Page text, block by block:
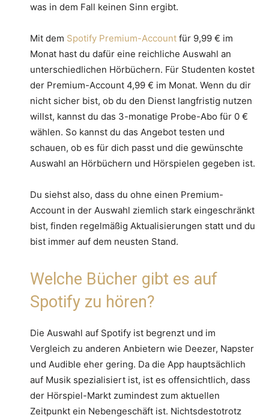
was in dem Fall keinen Sinn ergibt.
Mit dem Spotify Premium-Account für 9,99 € im
Monat hast du dafür eine reichliche Auswahl an
unterschiedlichen Hörbüchern. Für Studenten kostet
der Premium-Account 4,99 € im Monat. Wenn du dir
nicht sicher bist, ob du den Dienst langfristig nutzen
willst, kannst du das 3-monatige Probe-Abo für 0 €
wählen. So kannst du das Angebot testen und
schauen, ob es für dich passt und die gewünschte
Auswahl an Hörbüchern und Hörspielen gegeben ist.
Du siehst also, dass du ohne einen Premium-
Account in der Auswahl ziemlich stark eingeschränkt
bist, finden regelmäßig Aktualisierungen statt und du
bist immer auf dem neusten Stand.
Welche Bücher gibt es auf
Spotify zu hören?
Die Auswahl auf Spotify ist begrenzt und im
Vergleich zu anderen Anbietern wie Deezer, Napster
und Audible eher gering. Da die App hauptsächlich
auf Musik spezialisiert ist, ist es offensichtlich, dass
der Hörspiel-Markt zumindest zum aktuellen
Zeitpunkt ein Nebengeschäft ist. Nichtsdestotrotz